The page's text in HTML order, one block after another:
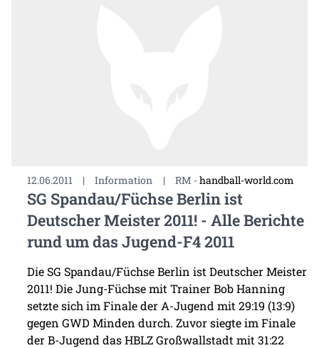
12.06.2011 | Information | RM -handball-world.com
SG Spandau/Füchse Berlin ist
Deutscher Meister 2011! - Alle Berichte
rund um das Jugend-F4 2011
Die SG Spandau/Füchse Berlin ist Deutscher Meister
2011! Die Jung-Füchse mit Trainer Bob Hanning
setzte sich im Finale der A-Jugend mit 29:19 (13:9)
gegen GWD Minden durch. Zuvor siegte im Finale
der B-Jugend das HBLZ Großwallstadt mit 31:22